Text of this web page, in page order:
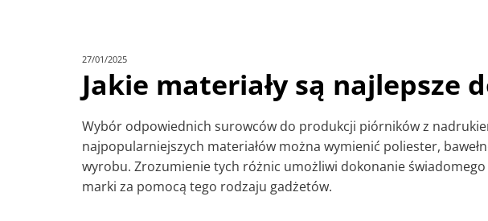
27/01/2025
Jakie materiały są
Wybór odpowiednich surowców do produkcji piórników z
najpopularniejszych materiałów można wymienić poliester,
wyrobu. Zrozumienie tych różnic umożliwi dokonanie
marki za pomocą tego rodzaju gadżetów.